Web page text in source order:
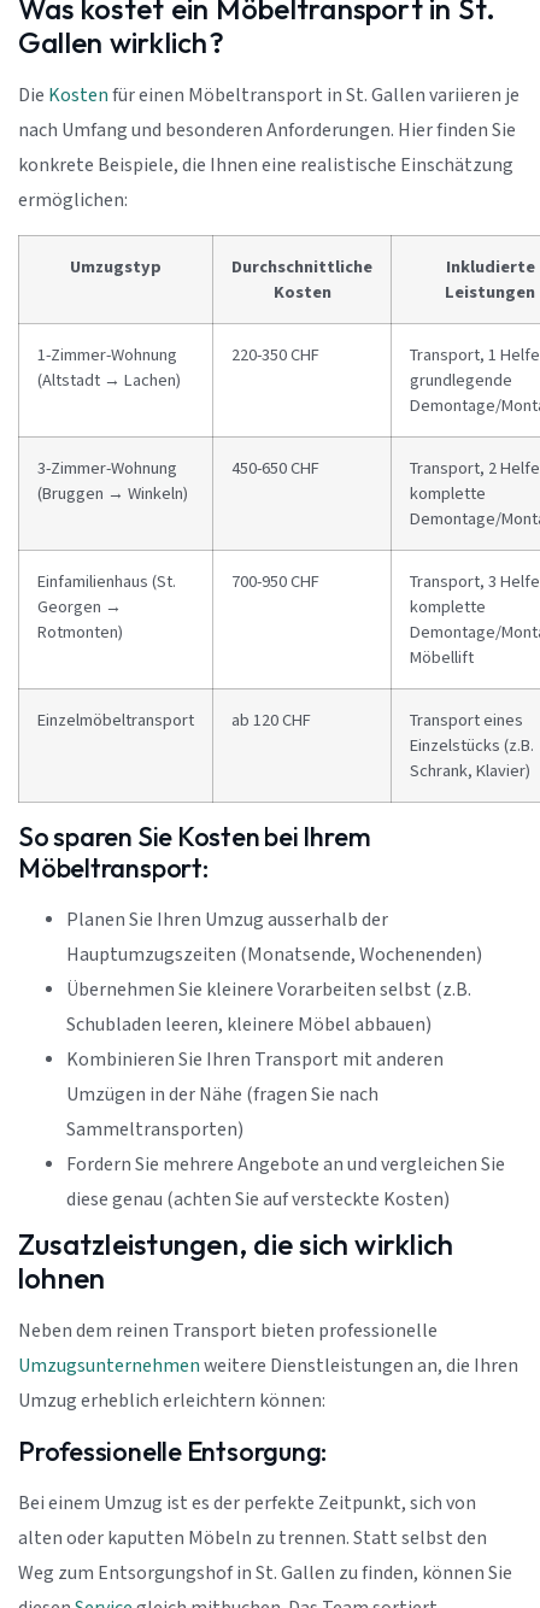
Was kostet ein Möbeltransport in St.
Gallen wirklich?
Die Kostenfür einen Möbeltransport in St. Gallen variieren je
nach Umfang und besonderen Anforderungen. Hier finden Sie
konkrete Beispiele, die Ihnen eine realistische Einschätzung
ermöglichen:
Umzugstyp
Durchschnittliche
Kosten
Inkludierte
Leistungen
1-Zimmer-Wohnung
(Altstadt → Lachen)
220-350 CHF
Transport, 1
grundlegende
Demontage/
3-Zimmer-Wohnung
(Bruggen → Winkeln)
450-650 CHF
Transport, 2
komplette
Demontage/
Einfamilienhaus (St.
Georgen →
Rotmonten)
700-950 CHF
Transport, 3
komplette
Demontage/
Möbellift
Einzelmöbeltransport ab 120 CHF
Transport eines
Einzelstücks (z.B.
Schrank, Klavier)
So sparen Sie Kosten bei Ihrem
Möbeltransport:
Planen Sie Ihren Umzug ausserhalb der
Hauptumzugszeiten (Monatsende, Wochenenden)
Übernehmen Sie kleinere Vorarbeiten selbst (z.B.
Schubladen leeren, kleinere Möbel abbauen)
Kombinieren Sie Ihren Transport mit anderen
Umzügen in der Nähe (fragen Sie nach
Sammeltransporten)
Fordern Sie mehrere Angebote an und vergleichen Sie
diese genau (achten Sie auf versteckte Kosten)
Zusatzleistungen, die sich wirklich
lohnen
Neben dem reinen Transport bieten professionelle
Umzugsunternehmenweitere Dienstleistungen an, die Ihren
Umzug erheblich erleichtern können:
Professionelle Entsorgung:
Bei einem Umzug ist es der perfekte Zeitpunkt, sich von
alten oder kaputten Möbeln zu trennen. Statt selbst den
Weg zum Entsorgungshof in St. Gallen zu finden, können Sie